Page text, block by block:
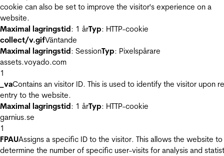
cookie can also be set to improve the visitor's experience on a
website.
Maximal lagringstid: 1 årTyp: HTTP-cookie
collect/v.gifVäntande
Maximal lagringstid: SessionTyp: Pixelspårare
assets.voyado.com
1
_vaContains an visitor ID. This is used to identify the visitor upon
entry to the website.
Maximal lagringstid: 1 årTyp: HTTP-cookie
garnius.se
1
FPAUAssigns a specific ID to the visitor. This allows the website to
determine the number of specific user-visits for analysis and